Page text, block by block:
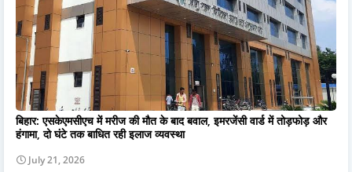
बिहार: एसकेएमसीएच में मरीज की मौत के बाद बवाल, इमरजेंसी वार्ड में तोड़फोड़ और
हंगामा, दो घंटे तक बाधित रही इलाज व्यवस्था
July 21, 2026